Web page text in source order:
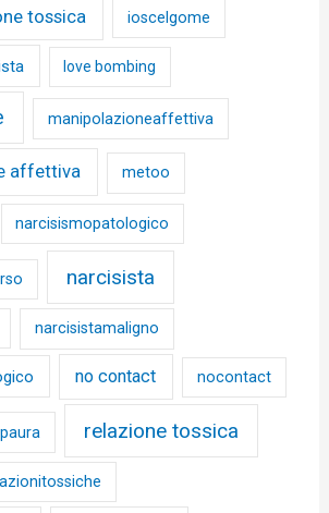
tossica ioscelgome
love bombing
manipolazioneaffettiva
affettiva metoo
narcisismopatologico
narcisista
narcisistamaligno
no contact nocontact
paura relazione tossica